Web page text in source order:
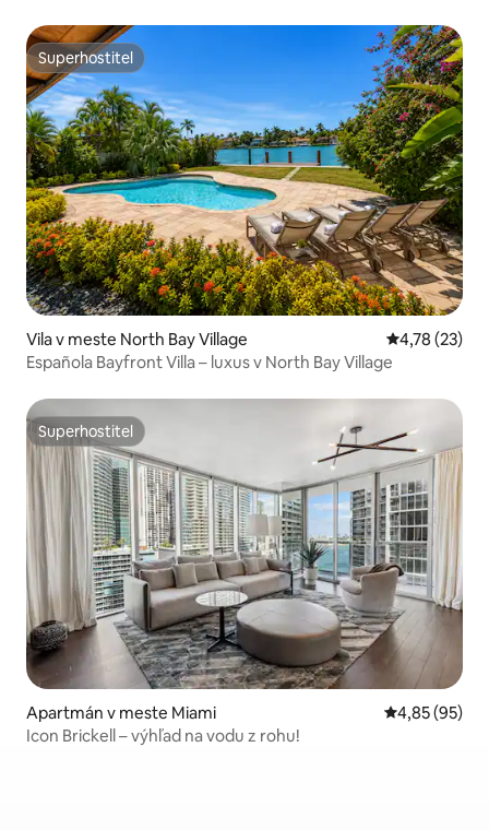
Superhostiteľ
Superhostiteľ
Vila v meste North Bay Village Priemerné
4,78 (23)
Española Bayfront Villa – luxus v North Bay Village
Superhostiteľ
Superhostiteľ
Apartmán v meste Miami Priemerné
4,85 (95)
Icon Brickell – výhľad na vodu z rohu!